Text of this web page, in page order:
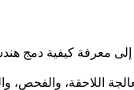
إلى معرفة كيفية دمج
اللاحقة، والفحص،